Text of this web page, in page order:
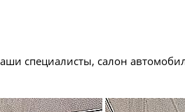
специалисты, салон